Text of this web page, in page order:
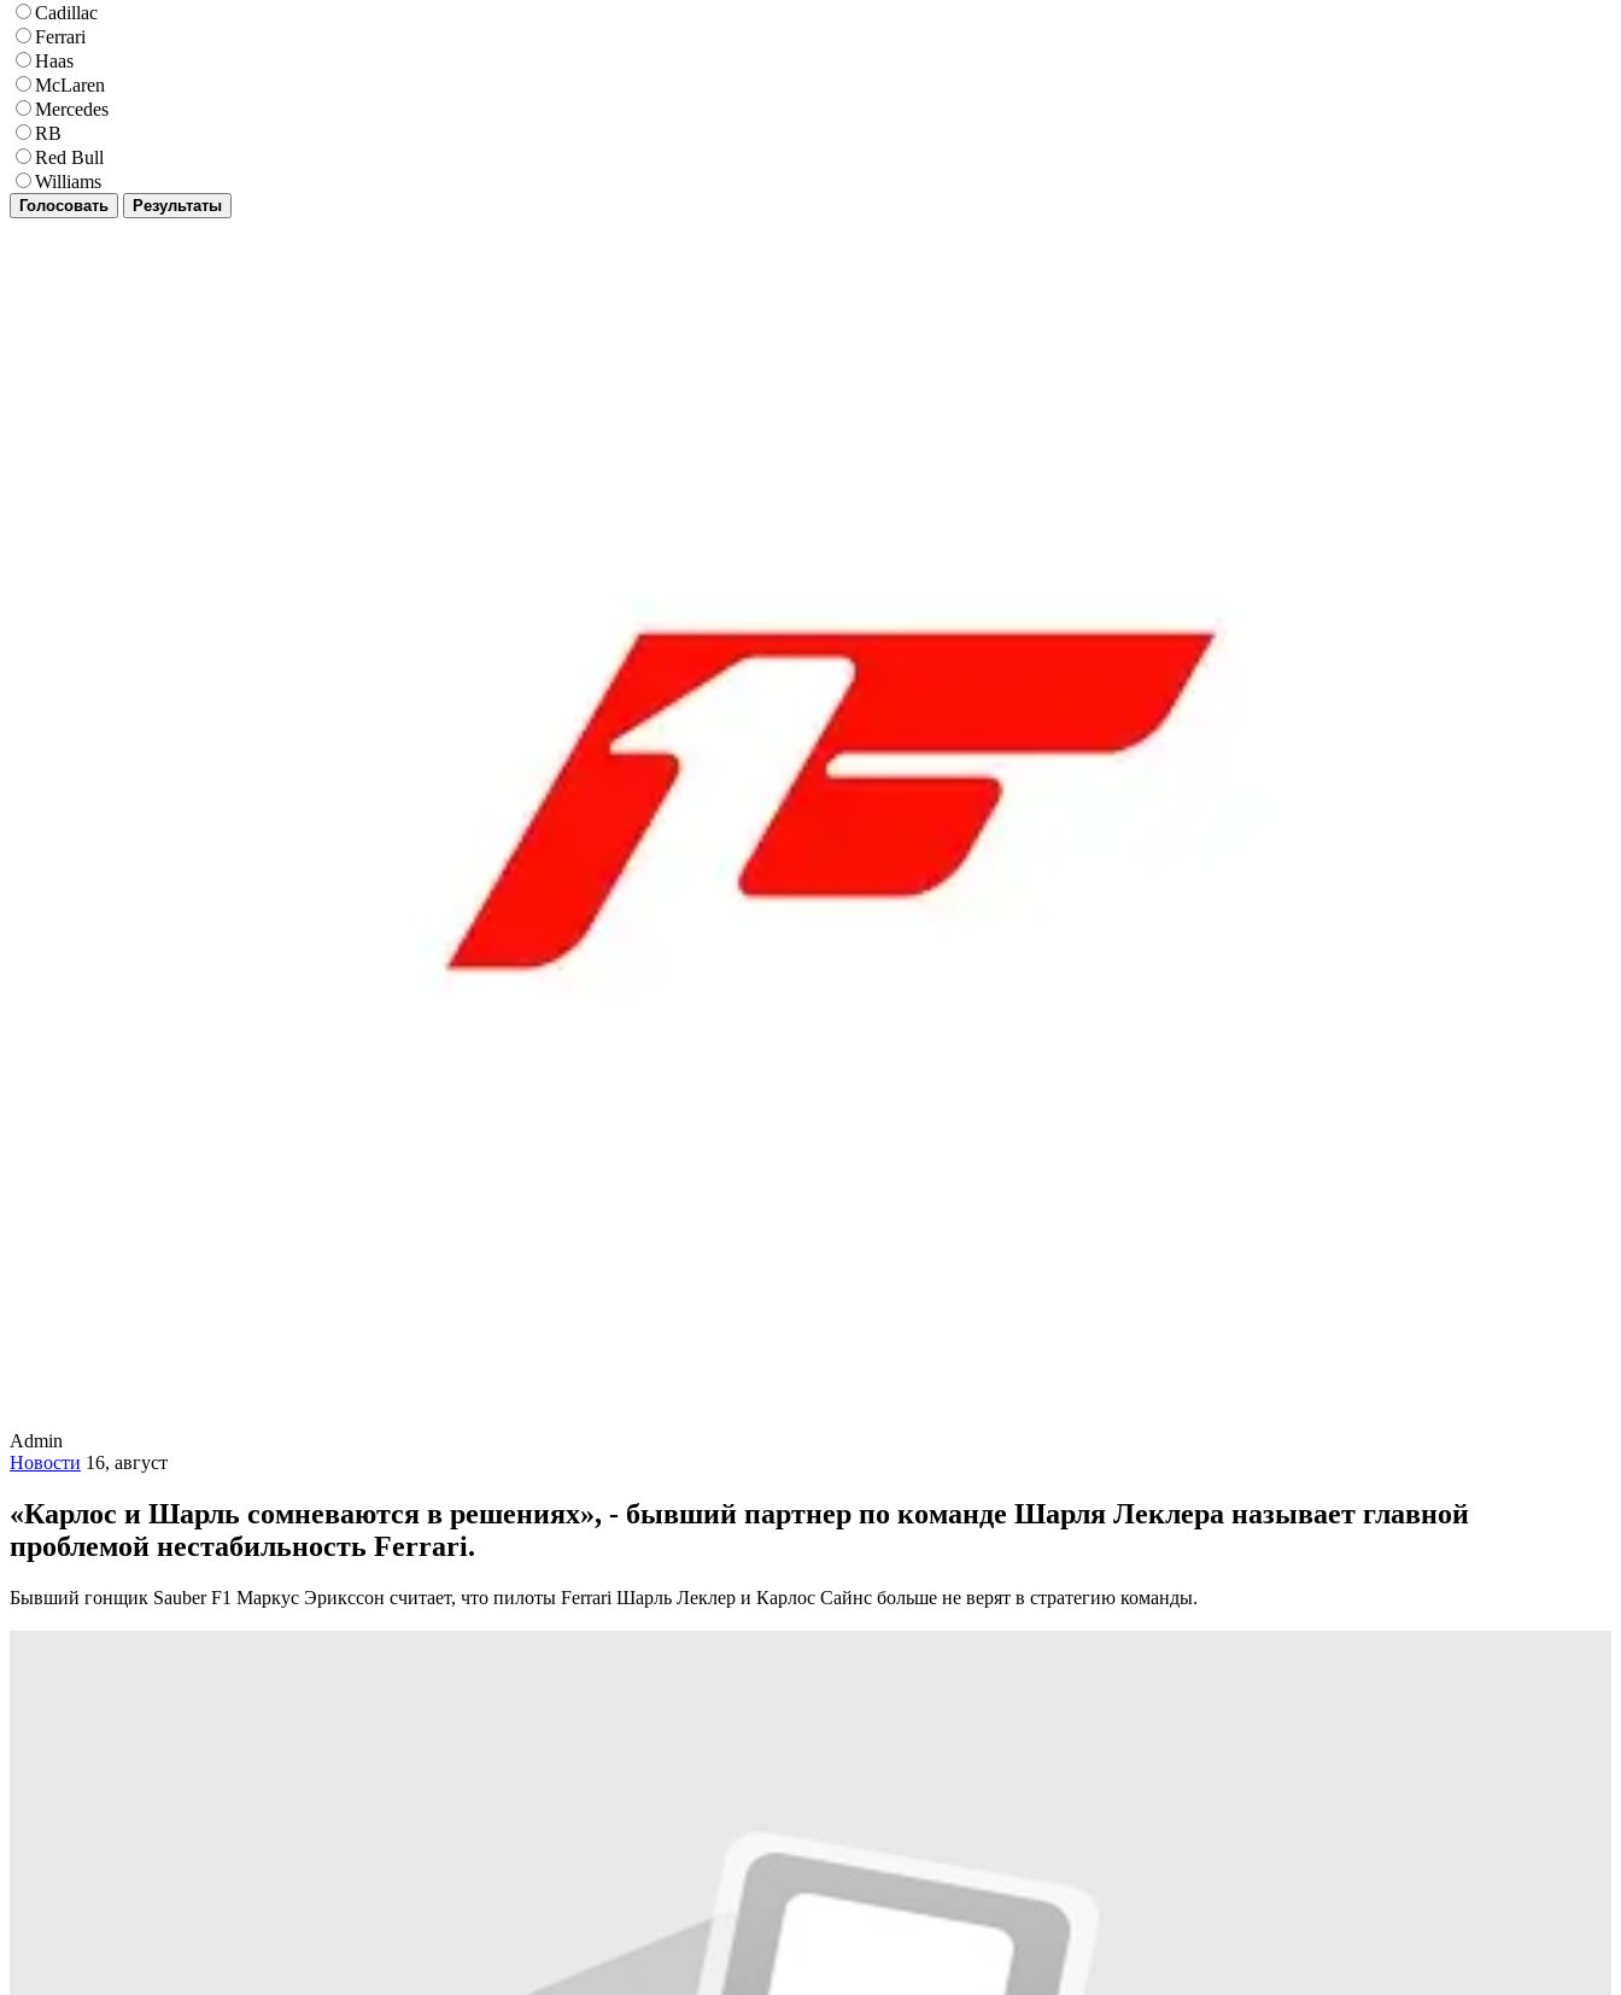
Cadillac
Ferrari
Haas
McLaren
Mercedes
RB
Red Bull
Williams
Голосовать Результаты
Admin
Новости 16, август
«Карлос и Шарль сомневаются в решениях», - бывший партнер по команде Шарля Леклера называет главной
проблемой нестабильность Ferrari.
Бывший гонщик Sauber F1 Маркус Эрикссон считает, что пилоты Ferrari Шарль Леклер и Карлос Сайнс больше не верят в стратегию команды.